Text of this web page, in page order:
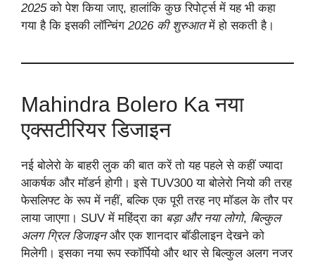
2025को पेश किया जाए, हालांकि कुछ रिपोर्ट्स में यह भी कहा
गया है कि इसकी लॉन्चिंग 2026 की शुरुआतमें हो सकती है।
Mahindra Bolero Ka नया
एक्सटीरियर डिजाइन
नई बोलेरो के बाहरी लुक की बात करें तो यह पहले से कहीं ज्यादा
आकर्षक और मॉडर्न होगी। इसे TUV300 या बोलेरो नियो की तरह
फेसलिफ्ट के रूप में नहीं, बल्कि एक पूरी तरह नए मॉडल के तौर पर
लाया जाएगा। SUV में महिंद्रा का बड़ा और नया लोगो, बिल्कुल
अलग ग्रिल डिजाइनऔर एक शानदार बॉडीलाइन देखने को
मिलेगी। इसका नया रूप स्कॉर्पियो और थार से बिल्कुल अलग नजर